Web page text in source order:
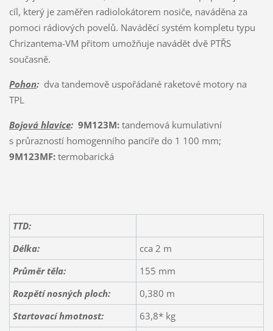
cíl, který je zaměřen radiolokátorem nosiče, naváděna za
pomoci rádiových povelů. Naváděcí systém kompletu typu
Chrizantema-VM přitom umožňuje navádět dvě PTŘS
současně.
Pohon:dva tandemově uspořádané raketové motory na
TPL
Bojová hlavice: 9M123M:tandemová kumulativní
s průrazností homogenního pancíře do 1 100 mm;
9M123MF:termobarická
TTD:
Délka:
cca 2 m
Průměr těla:
155 mm
Rozpětí nosných ploch:
0,380 m
Startovací hmotnost:
63,8* kg